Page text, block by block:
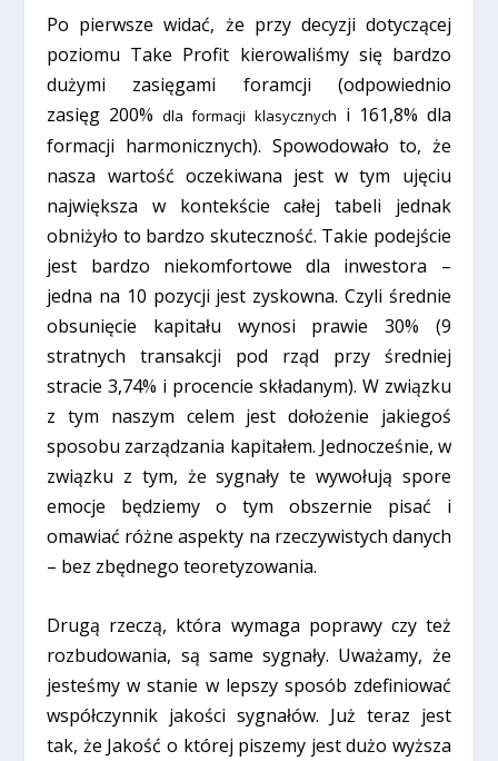
Po pierwsze widać, że przy decyzji dotyczącej
poziomu Take Profit kierowaliśmy się bardzo
dużymi zasięgami foramcji (odpowiednio
zasięg 200%dla formacji klasycznych i 161,8% dla
formacji harmonicznych). Spowodowało to, że
nasza wartość oczekiwana jest w tym ujęciu
największa w kontekście całej tabeli jednak
obniżyło to bardzo skuteczność. Takie podejście
jest bardzo niekomfortowe dla inwestora –
jedna na 10 pozycji jest zyskowna. Czyli średnie
obsunięcie kapitału wynosi prawie 30% (9
stratnych transakcji pod rząd przy średniej
stracie 3,74% i procencie składanym). W związku
z tym naszym celem jest dołożenie jakiegoś
sposobu zarządzania kapitałem. Jednocześnie, w
związku z tym, że sygnały te wywołują spore
emocje będziemy o tym obszernie pisać i
omawiać różne aspekty na rzeczywistych danych
– bez zbędnego teoretyzowania.
Drugą rzeczą, która wymaga poprawy czy też
rozbudowania, są same sygnały. Uważamy, że
jesteśmy w stanie w lepszy sposób zdefiniować
współczynnik jakości sygnałów. Już teraz jest
tak, że Jakość o której piszemy jest dużo wyższa